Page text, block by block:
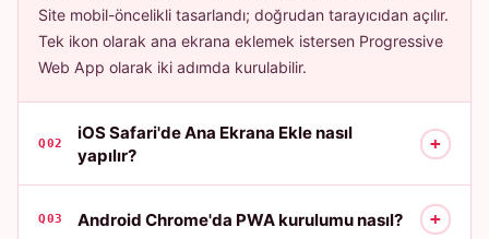
Site mobil-öncelikli tasarlandı; doğrudan tarayıcıdan açılır.
Tek ikon olarak ana ekrana eklemek istersen Progressive
Web App olarak iki adımda kurulabilir.
Q02
iOS Safari'de Ana Ekrana Ekle nasıl
yapılır?
+
Q03 Android Chrome'da PWA kurulumu nasıl? +